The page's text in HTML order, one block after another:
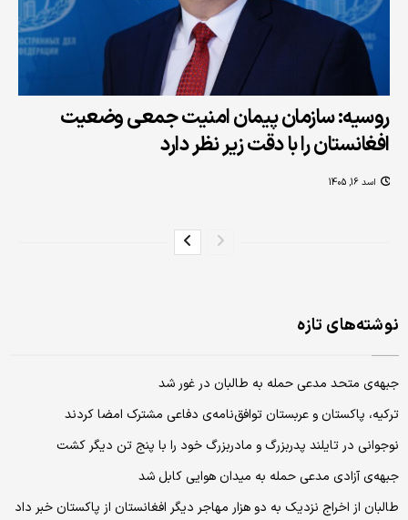
روسیه: سازمان پیمان امنیت جمعی وضعیت
افغانستان را با دقت زیر نظر دارد
اسد 16, 1405
نوشته‌های تازه
جبهه‌ی متحد مدعی حمله به طالبان در غور شد
ترکیه، پاکستان و عربستان توافق‌نامه‌ی دفاعی مشترک امضا کردند
نوجوانی در تایلند پدربزرگ و مادربزرگ خود را با پنج تن دیگر کشت
جبهه‌ی آزادی مدعی حمله به میدان هوایی کابل شد
طالبان از اخراج نزدیک به دو هزار مهاجر دیگر افغانستان از پاکستان خبر داد